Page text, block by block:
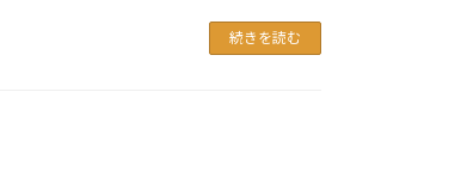
続きを読む